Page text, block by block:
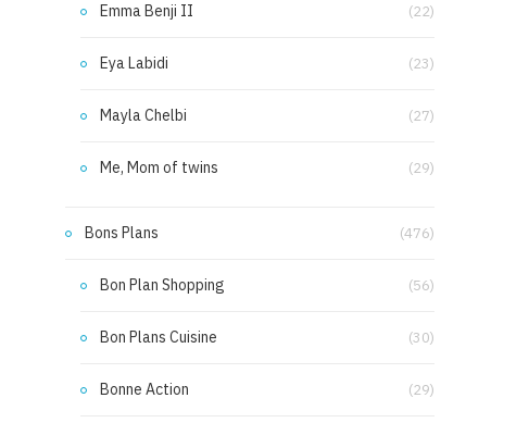
Emma Benji II (22)
Eya Labidi (23)
Mayla Chelbi (27)
Me, Mom of twins (29)
Bons Plans (476)
Bon Plan Shopping (56)
Bon Plans Cuisine (30)
Bonne Action (29)